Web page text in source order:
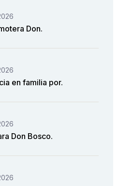
Don.
en familia por.
Don Bosco.